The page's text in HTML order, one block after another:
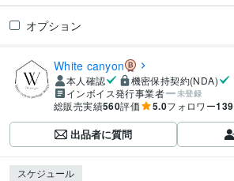
オプション
White canyon
本人確認
機密保持契約(NDA)
インボイス発行事業者
未登録
総販売実績560評価 5.0フォロワー139
出品者に質問
スケジュール